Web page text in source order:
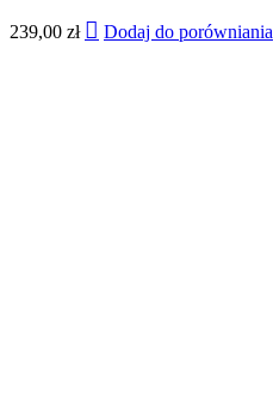
239,00 zł Dodaj do porówniania